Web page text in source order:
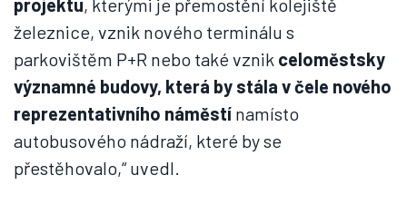
projektu, kterými je přemostění kolejiště
železnice, vznik nového terminálu s
parkovištěm P+R nebo také vznik celoměstsky
významné budovy, která by stála v čele nového
reprezentativního náměstí namísto
autobusového nádraží, které by se
přestěhovalo,“ uvedl.